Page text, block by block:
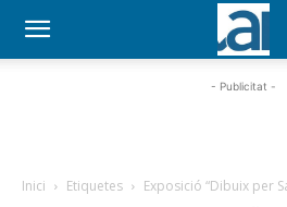
- Publicitat -
Inici Etiquetes Exposició “Dibuix per